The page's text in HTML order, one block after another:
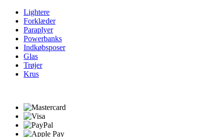
Lightere
Forklæder
Paraplyer
Powerbanks
Indkøbsposer
Glas
Trøjer
Krus